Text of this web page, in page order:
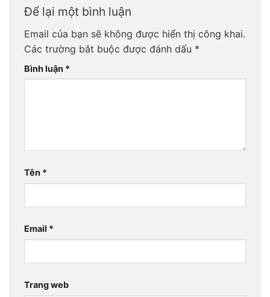
Để lại một bình luận
Email của bạn sẽ không được hiển thị công khai.
Các trường bắt buộc được đánh dấu *
Bình luận *
Tên *
Email *
Trang web